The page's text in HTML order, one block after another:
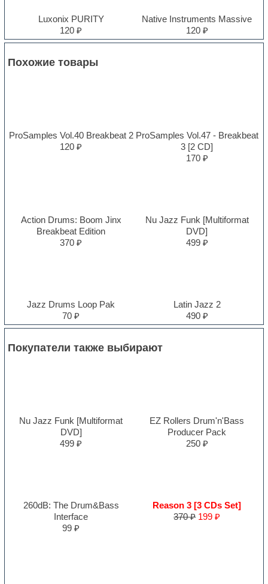
Luxonix PURITY
120 ₽
Native Instruments Massive
120 ₽
Похожие товары
ProSamples Vol.40 Breakbeat 2
120 ₽
ProSamples Vol.47 - Breakbeat
3 [2 CD]
170 ₽
Action Drums: Boom Jinx
Breakbeat Edition
370 ₽
Nu Jazz Funk [Multiformat
DVD]
499 ₽
Jazz Drums Loop Pak
70 ₽
Latin Jazz 2
490 ₽
Покупатели также выбирают
Nu Jazz Funk [Multiformat
DVD]
499 ₽
EZ Rollers Drum'n'Bass
Producer Pack
250 ₽
260dB: The Drum&Bass
Interface
99 ₽
Reason 3 [3 CDs Set]
370 ₽ 199 ₽